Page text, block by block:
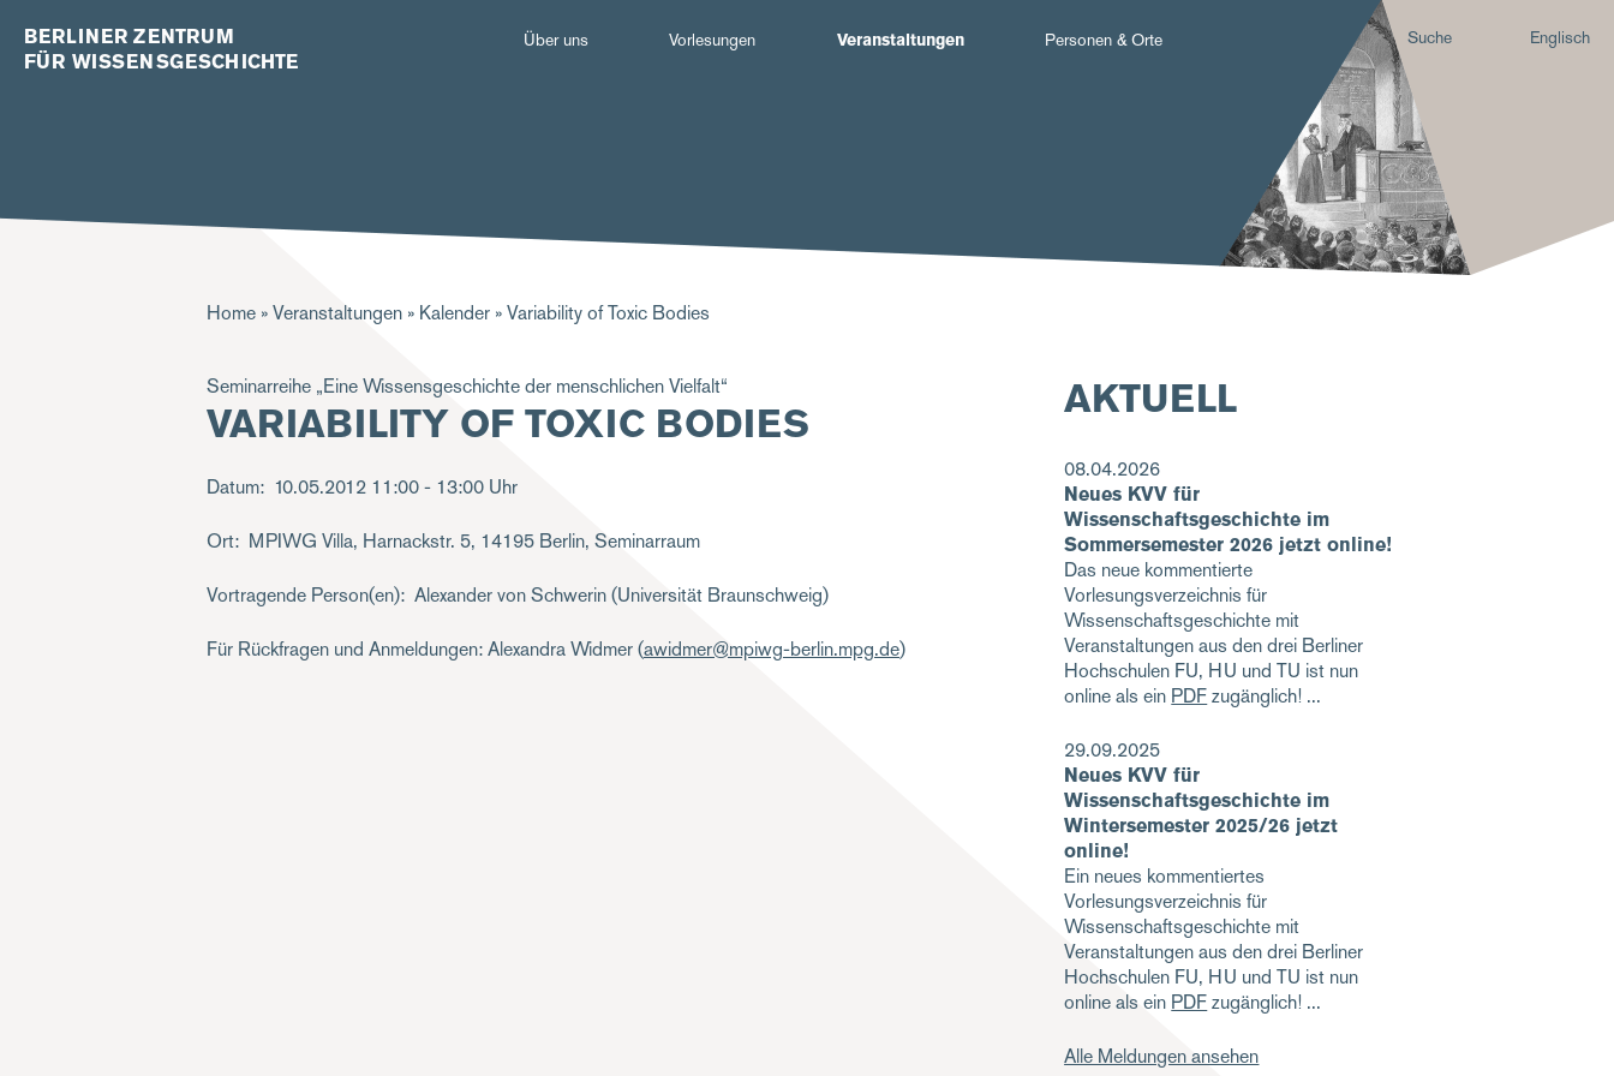
BERLINER ZENTRUM
FÜR WISSENSGESCHICHTE
Hauptnavigation
Über uns Vorlesungen Veranstaltungen Personen & Orte Suche Englisch
Pfadnavigation
Home Veranstaltungen Kalender Variability of Toxic Bodies
Seminarreihe „Eine Wissensgeschichte der menschlichen Vielfalt“
VARIABILITY OF TOXIC BODIES
Datum 10.05.2012 11:00 - 13:00 Uhr
Ort MPIWG Villa, Harnackstr. 5, 14195 Berlin, Seminarraum
Vortragende Person(en) Alexander von Schwerin (Universität Braunschweig)
Für Rückfragen und Anmeldungen: Alexandra Widmer (awidmer@mpiwg-berlin.mpg.de)
AKTUELL
08.04.2026
Neues KVV für
Wissenschaftsgeschichte im
Sommersemester 2026 jetzt online!
Das neue kommentierte
Vorlesungsverzeichnis für
Wissenschaftsgeschichte mit
Veranstaltungen aus den drei Berliner
Hochschulen FU, HU und TU ist nun
online als ein PDFzugänglich!
29.09.2025
Neues KVV für
Wissenschaftsgeschichte im
Wintersemester 2025/26 jetzt
online!
Ein neues kommentiertes
Vorlesungsverzeichnis für
Wissenschaftsgeschichte mit
Veranstaltungen aus den drei Berliner
Hochschulen FU, HU und TU ist nun
online als ein PDFzugänglich!
Alle Meldungen ansehen